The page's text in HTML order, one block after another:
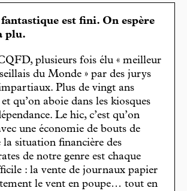
est fini. On espère
plu.
plusieurs fois élu « meilleur
du Monde » par des jurys
Plus de vingt ans
qu’on aboie dans les kiosques
Le hic, c’est qu’on
une économie de bouts de
la situation financière des
de notre genre est chaque
: la vente de journaux papier
le vent en poupe… tout en